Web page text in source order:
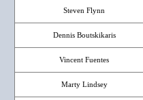
Steven Flynn
Dennis Boutskikaris
Vincent Fuentes
Marty Lindsey